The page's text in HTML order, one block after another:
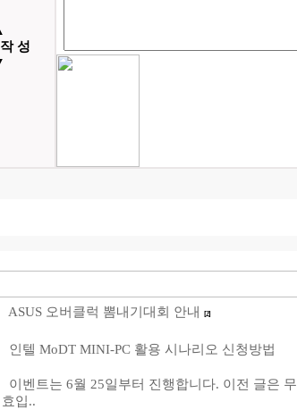
성
ASUS 오버클럭 뽐내기대회 안내 [2]
인텔 MoDT MINI-PC 활용 시나리오 신청방법
이벤트는 6월 25일부터 진행합니다. 이전 글은 무
효입..